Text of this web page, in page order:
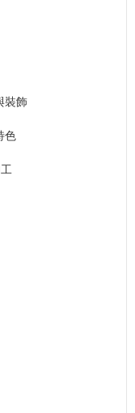
裝飾
色